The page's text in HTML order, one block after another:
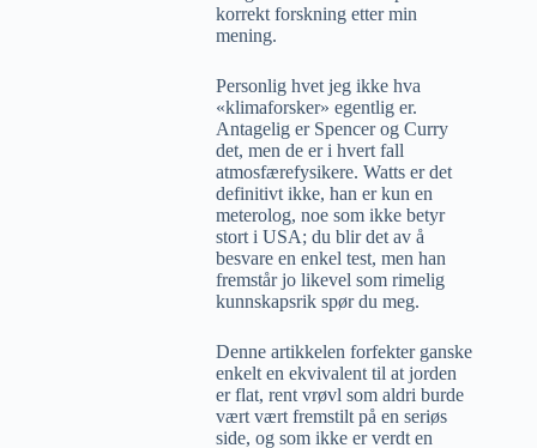
korrekt forskning etter min
mening.
Personlig hvet jeg ikke hva
«klimaforsker» egentlig er.
Antagelig er Spencer og Curry
det, men de er i hvert fall
atmosfærefysikere. Watts er det
definitivt ikke, han er kun en
meterolog, noe som ikke betyr
stort i USA; du blir det av å
besvare en enkel test, men han
fremstår jo likevel som rimelig
kunnskapsrik spør du meg.
Denne artikkelen forfekter ganske
enkelt en ekvivalent til at jorden
er flat, rent vrøvl som aldri burde
vært vært fremstilt på en seriøs
side, og som ikke er verdt en